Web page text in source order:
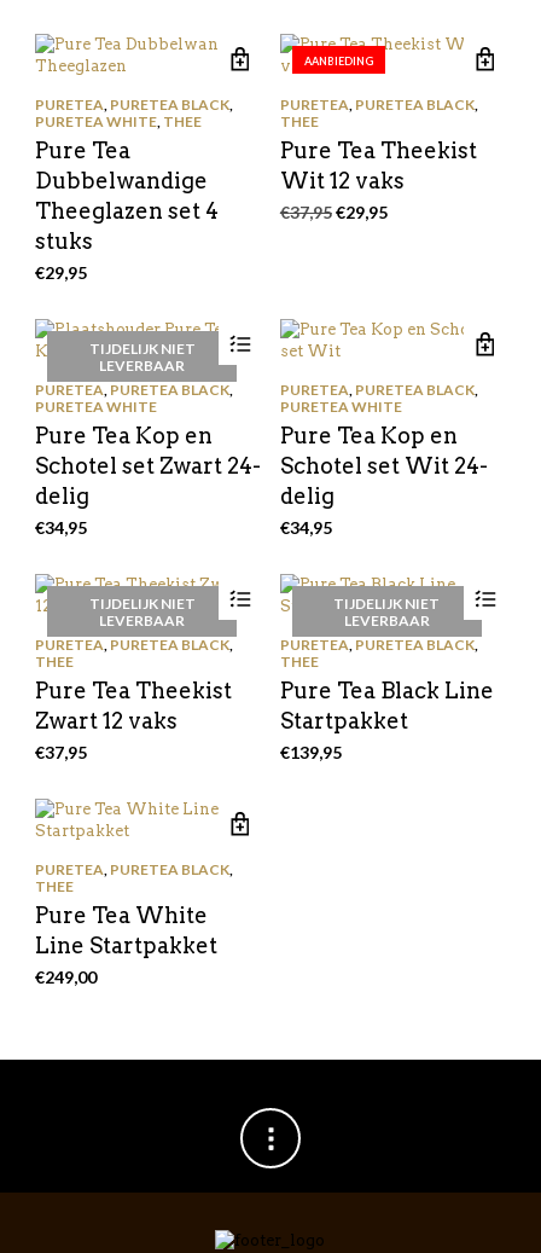
€34,95.€29,95.
PURETEA, PURETEA BLACK,
PURETEA WHITE, THEE
Pure Tea
Dubbelwandige
Theeglazen set 4
stuks
€29,95
AANBIEDING
PURETEA, PURETEA BLACK,
THEE
Pure Tea Theekist
Wit 12 vaks
€37,95Oorspronkelijke
€29,95Huidige
TIJDELIJK NIET
LEVERBAAR
PURETEA, PURETEA BLACK,
PURETEA WHITE
Pure Tea Kop en
Schotel set Zwart 24-
delig
€34,95
PURETEA, PURETEA BLACK,
PURETEA WHITE
Pure Tea Kop en
Schotel set Wit 24-
delig
€34,95
TIJDELIJK NIET
LEVERBAAR
PURETEA, PURETEA BLACK,
THEE
Pure Tea Theekist
Zwart 12 vaks
€37,95
TIJDELIJK NIET
LEVERBAAR
PURETEA, PURETEA BLACK,
THEE
Pure Tea Black Line
Startpakket
€139,95
PURETEA, PURETEA BLACK,
THEE
Pure Tea White
Line Startpakket
€249,00